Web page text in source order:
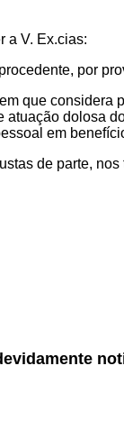
a V. Ex.cias:
por
que
dolosa
em
de parte, nos